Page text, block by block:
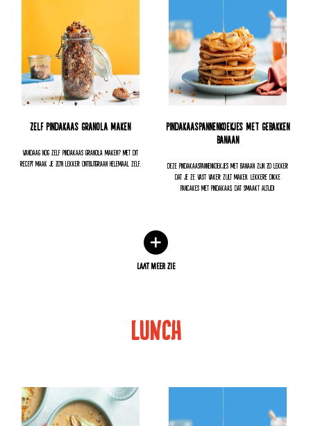
Zelf pindakaas granola maken
Vandaag nog zelf pindakaas granola maken? Met dit
recept maak je zo'n lekker ontbijtgraan helemaal zelf.
Pindakaaspannenkoekjes met gebakken
banaan
Deze pindakaaspannenkoekjes met banaan zijn zo lekker
dat je ze vast vaker zult maken. Lekkere dikke
pancakes met pindakaas, dat smaakt altijd!
LAAT MEER ZIE
LUNCH